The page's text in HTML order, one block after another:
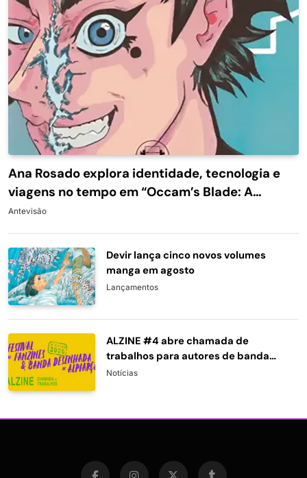
Ana Rosado explora identidade, tecnologia e
viagens no tempo em “Occam’s Blade: A
Navalha de Occam”
Antevisão
Devir lança cinco novos volumes
manga em agosto
Lançamentos
ALZINE #4 abre chamada de
trabalhos para autores de banda
desenhada e ilustração
Notícias